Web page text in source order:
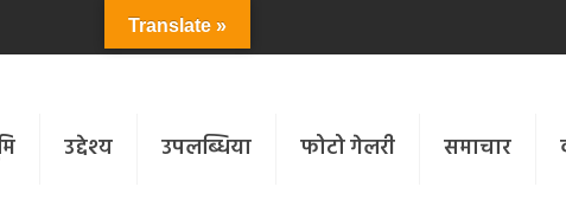
उद्देश्य उपलब्धिया फोटो गेलरी समाचार
Translate »